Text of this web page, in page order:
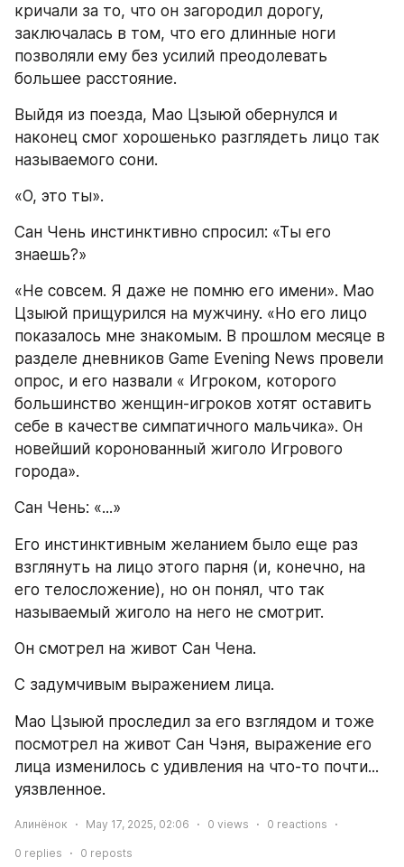
кричали за то, что он загородил дорогу,
заключалась в том, что его длинные ноги
позволяли ему без усилий преодолевать
большее расстояние.
Выйдя из поезда, Мао Цзыюй обернулся и
наконец смог хорошенько разглядеть лицо так
называемого сони.
«О, это ты».
Сан Чень инстинктивно спросил: «Ты его
знаешь?»
«Не совсем. Я даже не помню его имени». Мао
Цзыюй прищурился на мужчину. «Но его лицо
показалось мне знакомым. В прошлом месяце в
разделе дневников Game Evening News провели
опрос, и его назвали « Игроком, которого
большинство женщин-игроков хотят оставить
себе в качестве симпатичного мальчика». Он
новейший коронованный жиголо Игрового
города».
Сан Чень: «...»
Его инстинктивным желанием было еще раз
взглянуть на лицо этого парня (и, конечно, на
его телосложение), но он понял, что так
называемый жиголо на него не смотрит.
Он смотрел на живот Сан Чена.
С задумчивым выражением лица.
Мао Цзыюй проследил за его взглядом и тоже
посмотрел на живот Сан Чэня, выражение его
лица изменилось с удивления на что-то почти...
уязвленное.
Алинёнок May 17, 2025, 02:06 0 views 0 reactions
0 replies 0 reposts